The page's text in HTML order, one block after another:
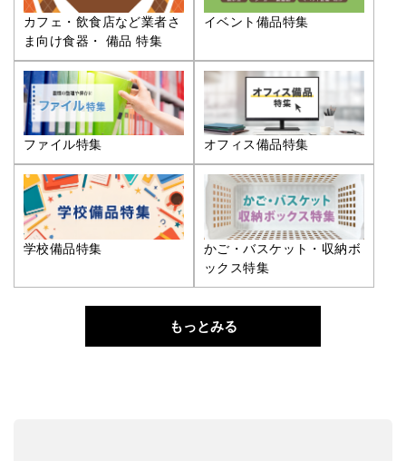
カフェ・飲食店など業者さ
ま向け食器・ 備品 特集
イベント備品特集
ファイル特集 オフィス備品特集
学校備品特集
かご・バスケット・収納ボ
ックス特集
もっとみる